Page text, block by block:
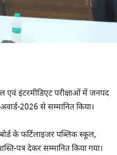
एवं इंटरमीडिएट परीक्षाओं में जनपद
2026 से सम्मानित किया।
के फर्टिलाइजर पब्लिक स्कूल,
पत्र देकर सम्मानित किया गया।